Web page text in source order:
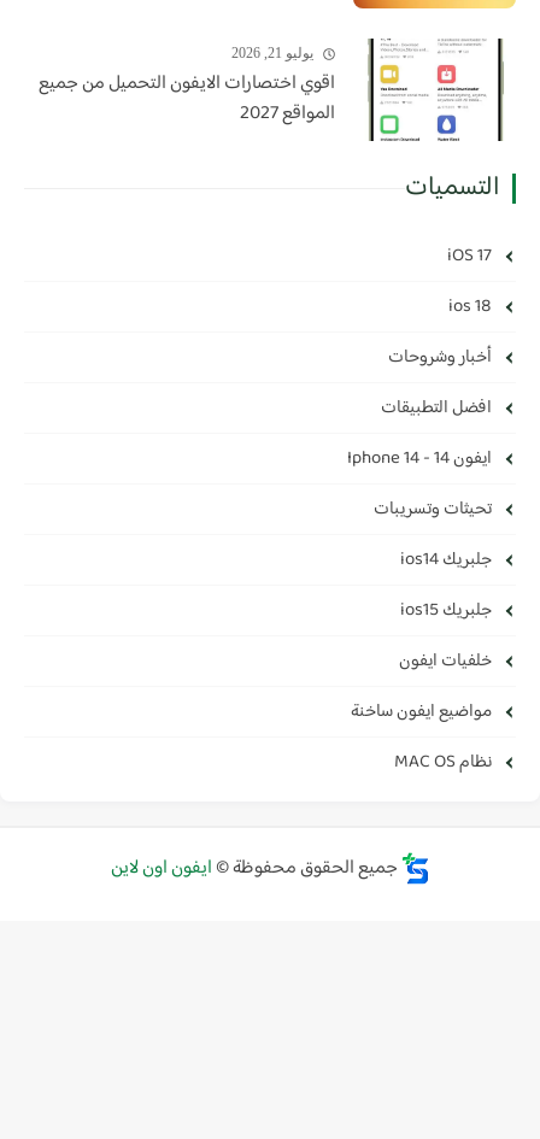
يوليو 21, 2026
اقوي اختصارات الايفون التحميل من جميع
المواقع 2027
التسميات
أخبار وشروحات
افضل التطبيقات
ايفون 14 - Iphone 14
تحيثات وتسريبات
جلبريك ios14
جلبريك ios15
خلفيات ايفون
مواضيع ايفون ساخنة
نظام MAC OS
جميع الحقوق محفوظة ©ايفون اون لاين